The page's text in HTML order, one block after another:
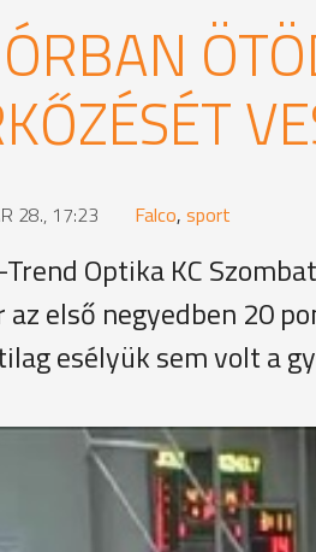
28., 17:23 Falco, sport
Trend Optika KC
az első negyedben 20
esélyük sem volt a
jó és egy határozottan
fordulójában Jászberényben.
verséggel hangoltak a
kiderült, utoljára, mert az